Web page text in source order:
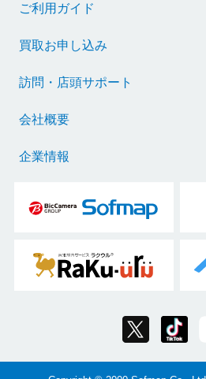
ご利用ガイド
買取お申し込み
訪問・店頭サポート
会社概要
企業情報